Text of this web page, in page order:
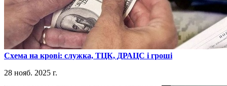
​Схема на крові: служка, ТЦК, ДРАЦС і гроші
28 нояб. 2025 г.